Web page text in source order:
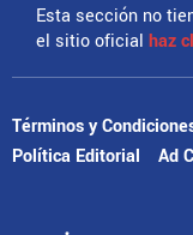
Esta sección no
el sitio oficial haz
Términos y
Política Editorial
Ad